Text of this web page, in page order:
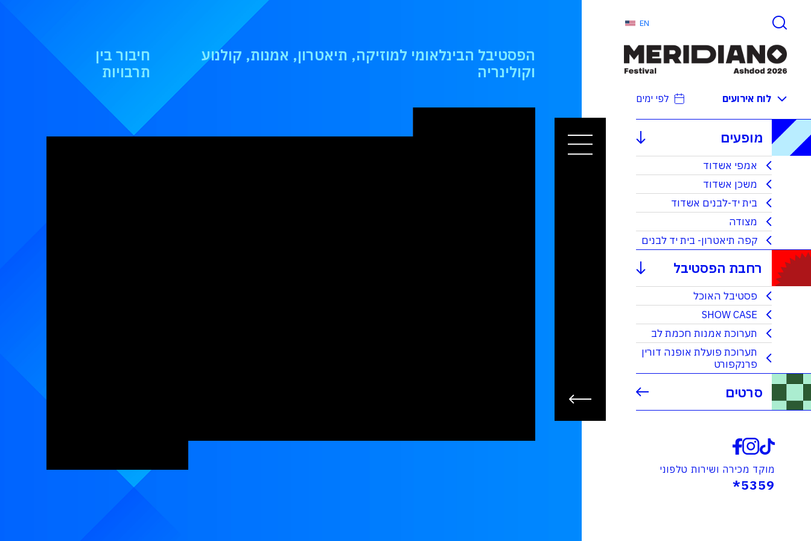
EN
לוח אירועים לפי ימים
מופעים
אמפי אשדוד
משכן אשדוד
בית יד-לבנים אשדוד
מצודה
קפה תיאטרון- בית יד לבנים
רחבת הפסטיבל
פסטיבל האוכל
SHOW CASE
תערוכת אמנות חכמת לב
תערוכת פועלת אופנה דורין
פרנקפורט
סרטים
מוקד מכירה ושירות טלפוני
5359*
הפסטיבל הבינלאומי למוזיקה, תיאטרון, אמנות, קולנוע
וקולינריה
חיבור בין
תרבויות